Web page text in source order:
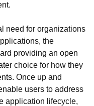
need for organizations
the
providing an open
choice for how they
Once up and
users to address
application lifecycle,